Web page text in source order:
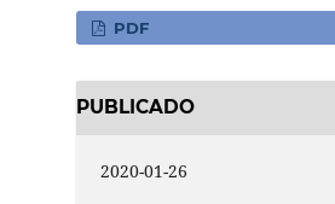
PDF
PUBLICADO
2020-01-26